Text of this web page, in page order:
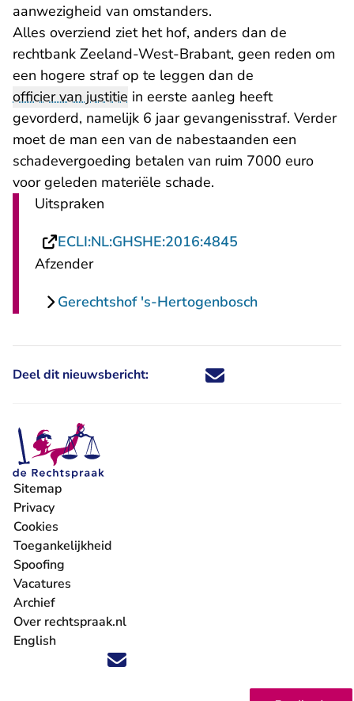
aanwezigheid van omstanders.
Alles overziend ziet het hof, anders dan de
rechtbank Zeeland-West-Brabant- U verlaat
, geen reden om
een hogere straf op te leggen dan de
officier van justitie in eerste aanleg heeft
gevorderd, namelijk 6 jaar gevangenisstraf. Verder
moet de man een van de nabestaanden een
schadevergoeding betalen van ruim 7000 euro
voor geleden materiële schade.
Uitspraken
ECLI:NL:GHSHE:2016:4845
Afzender
Gerechtshof 's-Hertogenbosch
Deel dit nieuwsbericht: Deel dit nieuwsbericht via X -
Deel dit nieuwsbericht via
Deel dit nieuwsbericht
Deel dit
Volg ons op X (Twitter) - U verlaat Rechtspraak.nl
Volg ons op Facebook - U verlaat Rechtspraak.nl
Volg ons op Instagram - U verlaat Rechtspraak.nl
Volg ons op Youtube - U verlaat Rechtspraak.nl
Volg ons op LinkedIn - U verlaat
'Blijf op de hoogte' nieuwsbrief - U verlaat
Sitemap
Privacy
Cookies
Toegankelijkheid
Spoofing
Vacatures
- U verlaat Rechtspraak.nl
Archief
Over rechtspraak.nl
English